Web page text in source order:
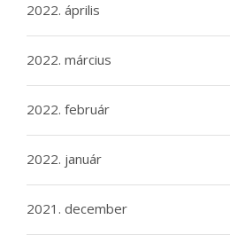
2022. április
2022. március
2022. február
2022. január
2021. december